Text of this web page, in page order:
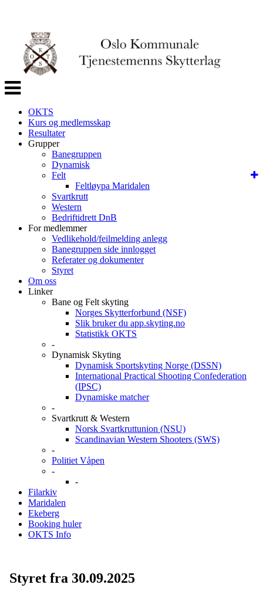
Veksle
navigasjon
OKTS
Kurs og medlemsskap
Resultater
Grupper
Banegruppen
Dynamisk
Felt
Feltløypa Maridalen
Svartkrutt
Western
Bedriftidrett DnB
For medlemmer
Vedlikehold/feilmelding anlegg
Banegruppen side innlogget
Referater og dokumenter
Styret
Om oss
Linker
Bane og Felt skyting
Norges Skytterforbund (NSF)
Slik bruker du app.skyting.no
Statistikk OKTS
-
Dynamisk Skyting
Dynamisk Sportskyting Norge (DSSN)
International Practical Shooting Confederation
(IPSC)
Dynamiske matcher
-
Svartkrutt & Western
Norsk Svartkruttunion (NSU)
Scandinavian Western Shooters (SWS)
-
Politiet Våpen
-
-
Filarkiv
Maridalen
Ekeberg
Booking huler
OKTS Info
Styret fra 30.09.2025